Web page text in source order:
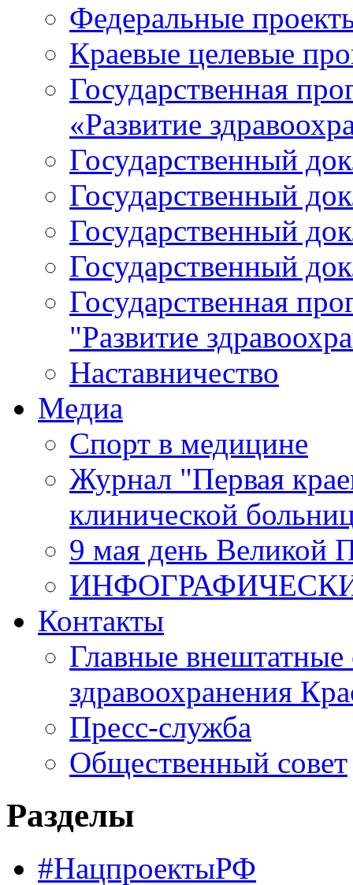
Федеральные
Краевые целевые
Государственная
«Развитие
Государственный
Государственный
Государственный
Государственный
Государственная
"Развитие
Наставничество
Медиа
Спорт в медицине
Журнал "Первая
клинической
9 мая день Великой
Контакты
Главные внештатные
здравоохранения
Пресс-служба
Общественный совет
Разделы
#НацпроектыРФ